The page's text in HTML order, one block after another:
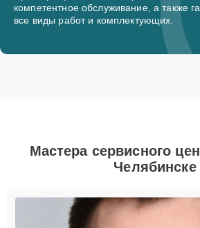
компетентное обслуживание, а также
все виды работ и комплектующих.
Мастера сервисного
Челябинске